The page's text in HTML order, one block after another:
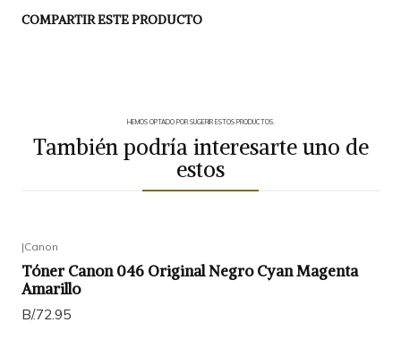
COMPARTIR ESTE PRODUCTO
HEMOS OPTADO POR SUGERIR ESTOS PRODUCTOS.
También podría interesarte uno de
estos
|Canon
Tóner Canon 046 Original Negro Cyan Magenta
Amarillo
B/.72.95